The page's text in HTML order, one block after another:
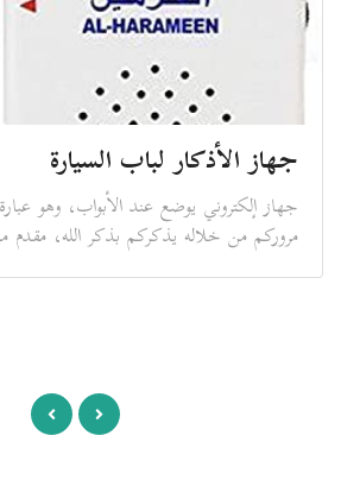
جهاز الأذكار لباب السيارة
جهاز إلكتروني يوضع عند الأبواب، وهو
مروركم من خلاله يذكركم بذكر الله، مقدم